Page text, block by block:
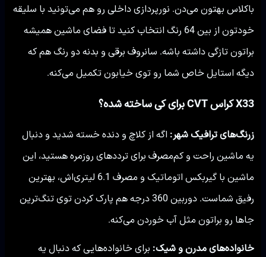
باکلاس بهتون می‌دن. نورپردازی داخلی رو هم می‌تونید با سلیقه
خودتون از بین 64 رنگ انتخاب کنید تا فضای ماشین همیشه
براتون تازگی داشته باشه. سانروف برقی و بدنه دو رنگ هم که
دیگه استایل خاص شما رو توی خیابون تکمیل می‌کنه.
X33 کراس CVT برای کی ساخته شده؟
زرنگ‌های ترافیک شهر: اگه از کلاچ و دنده خسته شدید و دنبال
یه ماشین راحت و کم‌مصرف برای ترددهای روزمره هستید، این
ماشین با گیربکس اتوماتیک و مصرف 6.1 لیتری‌اش، بهترین
رفیق شماست. دوربین 360 درجه هم پارک کردن توی تنگ‌ترین
جاها رو براتون مثل آب خوردن می‌کنه.
خانواده‌های مدرن و شیک:برای خانواده‌هایی که دنبال یه